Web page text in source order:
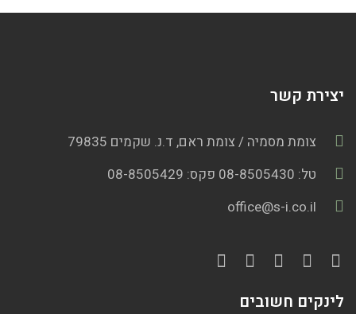
יצירת קשר
צומת מסמיה / צומת ראם, ד.נ. שקמים 79835
טל: 08-8505430 פקס: 08-8505429
office@s-i.co.il
לינקים חשובים